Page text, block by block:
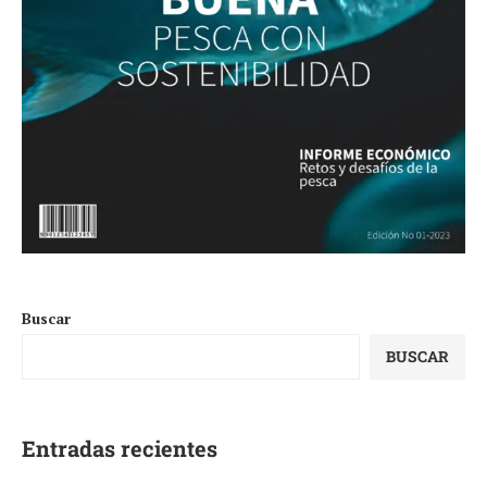
Buscar
BUSCAR
Entradas recientes